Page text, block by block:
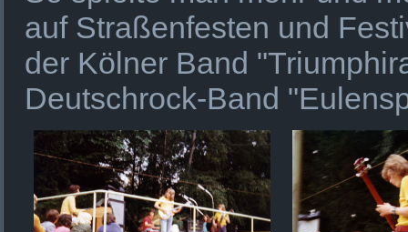
auf Straßenfesten und
der Kölner Band
Deutschrock-Band